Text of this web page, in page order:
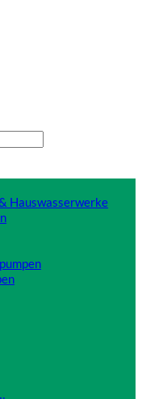
Hauswasserwerke